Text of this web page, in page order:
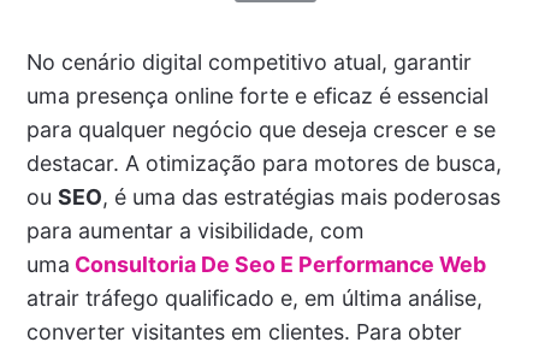
No cenário digital competitivo atual, garantir
uma presença online forte e eficaz é essencial
para qualquer negócio que deseja crescer e se
destacar. A otimização para motores de busca,
ou SEO, é uma das estratégias mais poderosas
para aumentar a visibilidade, com
uma Consultoria De Seo E Performance Web
atrair tráfego qualificado e, em última análise,
converter visitantes em clientes. Para obter